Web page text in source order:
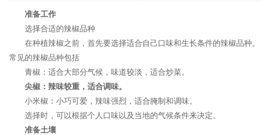
准备工作
选择合适的辣椒品种
在种植辣椒之前，首先要选择适合自己口味和生长条件的辣椒品种。
常见的辣椒品种包括
青椒：适合大部分气候，味道较淡，适合炒菜。
尖椒：辣味较重，适合调味。
小米椒：小巧可爱，辣味强烈，适合腌制和调味。
选择时，可以根据个人口味以及当地的气候条件来决定。
准备土壤